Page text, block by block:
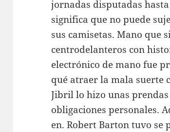
jornadas disputadas
significa que no puede
sus camisetas. Mano que
centrodelanteros con
electrónico de mano fue
qué atraer la mala suerte
Jibril lo hizo unas
obligaciones personales.
en. Robert Barton tuvo se